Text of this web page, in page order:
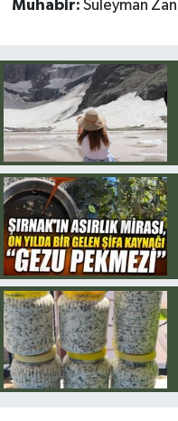
Muhabir: Süleyman Zan